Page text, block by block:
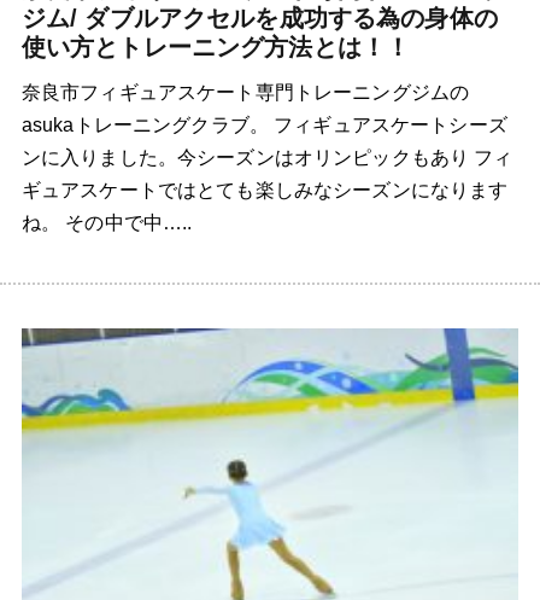
ジム/ ダブルアクセルを成功する為の身体の
使い方とトレーニング方法とは！！
奈良市フィギュアスケート専門トレーニングジムの
asukaトレーニングクラブ。 フィギュアスケートシーズ
ンに入りました。今シーズンはオリンピックもあり フィ
ギュアスケートではとても楽しみなシーズンになります
ね。 その中で中…..